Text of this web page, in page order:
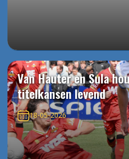
Van Hauter en Sula
titelkansen levend
18-05-2026